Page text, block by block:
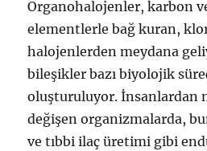
Organohalojenler, karbon
elementlerle bağ kuran,
halojenlerden meydana
bileşikler bazı biyolojik
oluşturuluyor. İnsanlardan
değişen organizmalarda,
ve tıbbi ilaç üretimi gibi